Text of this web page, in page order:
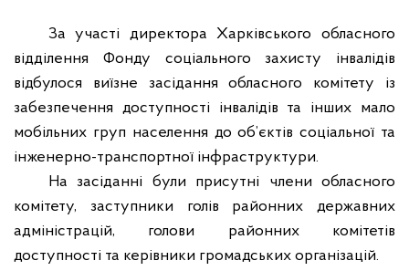
За участі директора Харківського обласного
відділення Фонду соціального захисту інвалідів
відбулося виїзне засідання обласного комітету із
забезпечення доступності інвалідів та інших мало
мобільних груп населення до об’єктів соціальної та
інженерно-транспортної інфраструктури.
На засіданні були присутні члени обласного
комітету, заступники голів районних державних
адміністрацій, голови районних комітетів
доступності та керівники громадських організацій.